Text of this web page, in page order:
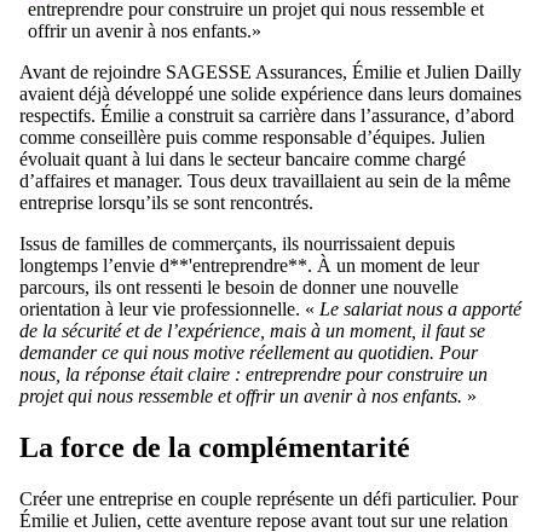
Avant de rejoindre SAGESSE Assurances, Émilie et Julien Dailly
avaient déjà développé une solide expérience dans leurs domaines
respectifs. Émilie a construit sa carrière dans l’assurance, d’abord
comme conseillère puis comme responsable d’équipes. Julien
évoluait quant à lui dans le secteur bancaire comme chargé
d’affaires et manager. Tous deux travaillaient au sein de la même
entreprise lorsqu’ils se sont rencontrés.
Issus de familles de commerçants, ils nourrissaient depuis
longtemps l’envie d**'entreprendre**. À un moment de leur
parcours, ils ont ressenti le besoin de donner une nouvelle
orientation à leur vie professionnelle. « Le salariat nous a apporté
de la sécurité et de l’expérience, mais à un moment, il faut se
demander ce qui nous motive réellement au quotidien. Pour
nous, la réponse était claire : entreprendre pour construire un
projet qui nous ressemble et offrir un avenir à nos enfants. »
La force de la complémentarité
Créer une entreprise en couple représente un défi particulier. Pour
Émilie et Julien, cette aventure repose avant tout sur une relation